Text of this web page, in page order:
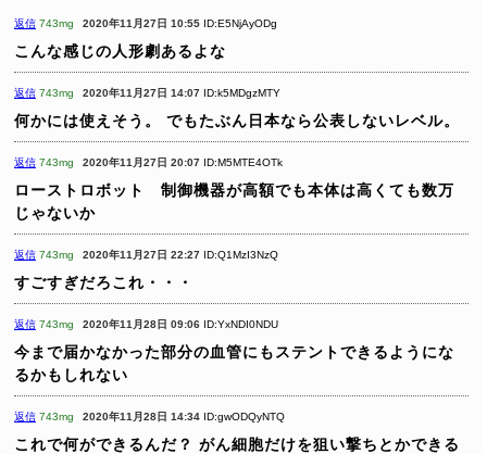
返信 743mg 2020年11月27日 10:55 ID:E5NjAyODg
こんな感じの人形劇あるよな
返信 743mg 2020年11月27日 14:07 ID:k5MDgzMTY
何かには使えそう。 でもたぶん日本なら公表しないレベル。
返信 743mg 2020年11月27日 20:07 ID:M5MTE4OTk
ローストロボット 制御機器が高額でも本体は高くても数万
じゃないか
返信 743mg 2020年11月27日 22:27 ID:Q1MzI3NzQ
すごすぎだろこれ・・・
返信 743mg 2020年11月28日 09:06 ID:YxNDI0NDU
今まで届かなかった部分の血管にもステントできるようにな
るかもしれない
返信 743mg 2020年11月28日 14:34 ID:gwODQyNTQ
これで何ができるんだ？ がん細胞だけを狙い撃ちとかできる